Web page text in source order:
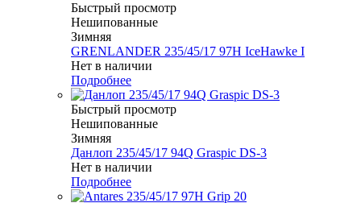
Быстрый просмотр
Нешипованные
Зимняя
GRENLANDER 235/45/17 97H IceHawke I
Нет в наличии
Подробнее
Быстрый просмотр
Нешипованные
Зимняя
Данлоп 235/45/17 94Q Graspic DS-3
Нет в наличии
Подробнее